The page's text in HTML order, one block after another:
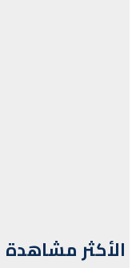
مشاهدة